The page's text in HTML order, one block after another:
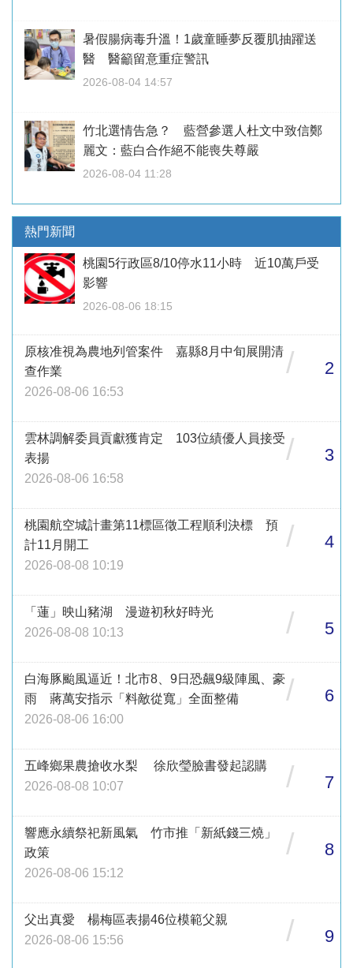
暑假腸病毒升溫！1歲童睡夢反覆肌抽躍送
醫 醫籲留意重症警訊
2026-08-04 14:57
竹北選情告急？ 藍營參選人杜文中致信鄭
麗文：藍白合作絕不能喪失尊嚴
2026-08-04 11:28
熱門新聞
桃園5行政區8/10停水11小時 近10萬戶受
影響
2026-08-06 18:15
原核准視為農地列管案件 嘉縣8月中旬展開清
查作業
2026-08-06 16:53
/ 2
雲林調解委員貢獻獲肯定 103位績優人員接受
表揚
2026-08-06 16:58
/ 3
桃園航空城計畫第11標區徵工程順利決標 預
計11月開工
2026-08-08 10:19
/ 4
「蓮」映山豬湖 漫遊初秋好時光
2026-08-08 10:13
/ 5
白海豚颱風逼近！北市8、9日恐飆9級陣風、豪
雨 蔣萬安指示「料敵從寬」全面整備
2026-08-06 16:00
/ 6
五峰鄉果農搶收水梨 徐欣瑩臉書發起認購
2026-08-08 10:07
/ 7
響應永續祭祀新風氣 竹市推「新紙錢三燒」
政策
2026-08-06 15:12
/ 8
父出真愛 楊梅區表揚46位模範父親
2026-08-06 15:56
/ 9